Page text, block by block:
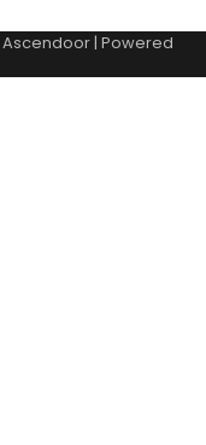
Ascendoor | Powered